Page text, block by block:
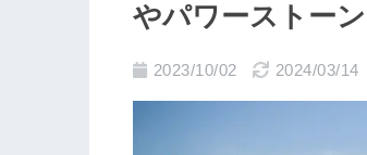
やパワーストー
2023/10/02 2024/03/14